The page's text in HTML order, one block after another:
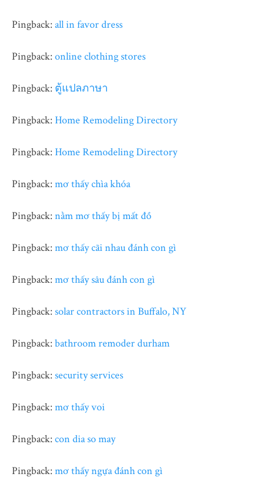
Pingback: all in favor dress
Pingback: online clothing stores
Pingback: ตู้แปลภาษา
Pingback: Home Remodeling Directory
Pingback: Home Remodeling Directory
Pingback: mơ thấy chìa khóa
Pingback: nằm mơ thấy bị mất đồ
Pingback: mơ thấy cãi nhau đánh con gì
Pingback: mơ thấy sâu đánh con gì
Pingback: solar contractors in Buffalo, NY
Pingback: bathroom remoder durham
Pingback: security services
Pingback: mơ thấy voi
Pingback: con dia so may
Pingback: mơ thấy ngựa đánh con gì